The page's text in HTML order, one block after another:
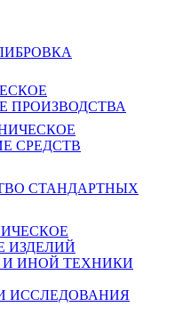
ПРОИЗВОДСТВА
СРЕДСТВ
СТАНДАРТНЫХ
ИЗДЕЛИЙ
ИНОЙ ТЕХНИКИ
ИССЛЕДОВАНИЯ